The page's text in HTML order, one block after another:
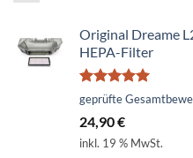
Original Dreame
HEPA-Filter
Bewertet
von 5
geprüfte
24,90€
inkl. 19 % MwSt.